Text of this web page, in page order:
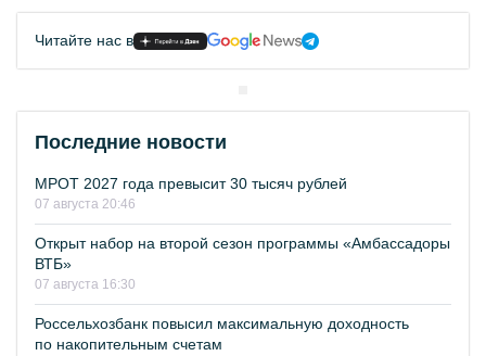
Читайте нас в
Последние новости
МРОТ 2027 года превысит 30 тысяч рублей
07 августа 20:46
Открыт набор на второй сезон программы «Амбассадоры
ВТБ»
07 августа 16:30
Россельхозбанк повысил максимальную доходность
по накопительным счетам